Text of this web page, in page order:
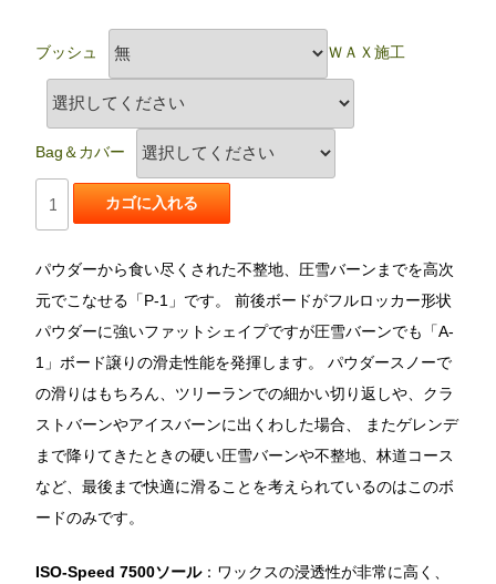
ブッシュ ＷＡＸ施工
Bag＆カバー
パウダーから食い尽くされた不整地、圧雪バーンまでを高次
元でこなせる「P-1」です。 前後ボードがフルロッカー形状
パウダーに強いファットシェイプですが圧雪バーンでも「A-
1」ボード譲りの滑走性能を発揮します。 パウダースノーで
の滑りはもちろん、ツリーランでの細かい切り返しや、クラ
ストバーンやアイスバーンに出くわした場合、 またゲレンデ
まで降りてきたときの硬い圧雪バーンや不整地、林道コース
など、最後まで快適に滑ることを考えられているのはこのボ
ードのみです。
ISO-Speed 7500ソール：ワックスの浸透性が非常に高く、